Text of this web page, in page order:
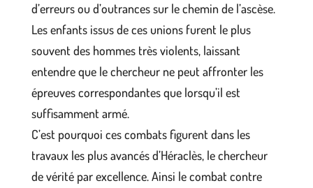
d’erreurs ou d’outrances sur le chemin de l’ascèse.
Les enfants issus de ces unions furent le plus
souvent des hommes très violents, laissant
entendre que le chercheur ne peut affronter les
épreuves correspondantes que lorsqu’il est
suffisamment armé.
C’est pourquoi ces combats figurent dans les
travaux les plus avancés d’Héraclès, le chercheur
de vérité par excellence. Ainsi le combat contre